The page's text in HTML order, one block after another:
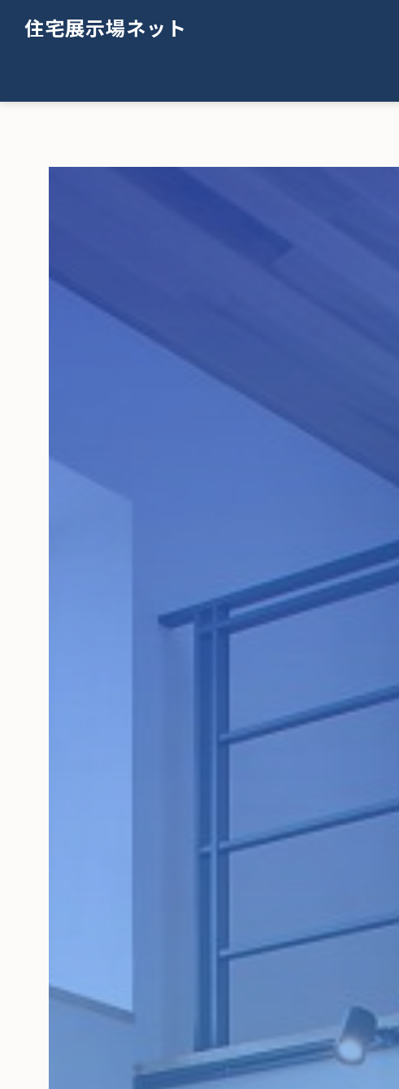
住宅展示場ネット